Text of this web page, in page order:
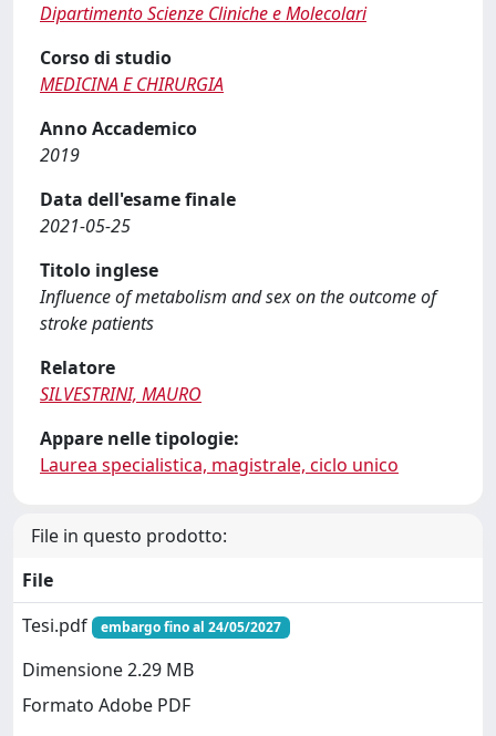
Dipartimento Scienze Cliniche e Molecolari
Corso di studio
MEDICINA E CHIRURGIA
Anno Accademico
2019
Data dell'esame finale
2021-05-25
Titolo inglese
Influence of metabolism and sex on the outcome of
stroke patients
Relatore
SILVESTRINI, MAURO
Appare nelle tipologie:
Laurea specialistica, magistrale, ciclo unico
File in questo prodotto:
File
Tesi.pdf
embargo fino al 24/05/2027
Dimensione 2.29 MB
Formato Adobe PDF